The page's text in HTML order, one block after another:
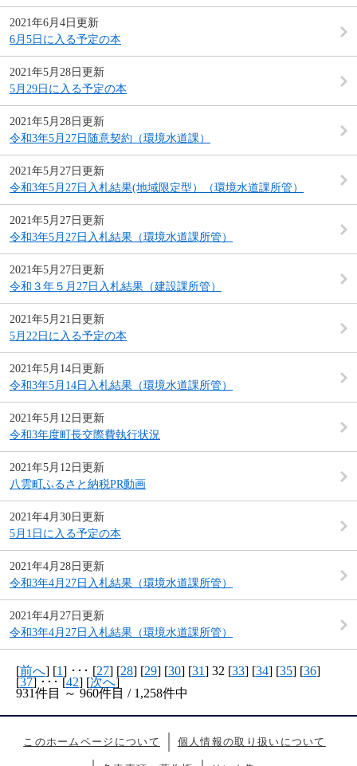
2021年6月4日更新
6月5日に入る予定の本
2021年5月28日更新
5月29日に入る予定の本
2021年5月28日更新
令和3年5月27日随意契約（環境水道課）
2021年5月27日更新
令和3年5月27日入札結果(地域限定型）（環境水道課所管）
2021年5月27日更新
令和3年5月27日入札結果（環境水道課所管）
2021年5月27日更新
令和３年５月27日入札結果（建設課所管）
2021年5月21日更新
5月22日に入る予定の本
2021年5月14日更新
令和3年5月14日入札結果（環境水道課所管）
2021年5月12日更新
令和3年度町長交際費執行状況
2021年5月12日更新
八雲町ふるさと納税PR動画
2021年4月30日更新
5月1日に入る予定の本
2021年4月28日更新
令和3年4月27日入札結果（環境水道課所管）
2021年4月27日更新
令和3年4月27日入札結果（環境水道課所管）
[前へ] [1] ･･･ [27] [28] [29] [30] [31] 32 [33] [34] [35] [36]
[37] ･･･ [42] [次へ]
931件目 ～ 960件目 / 1,258件中
このホームページについて 個人情報の取り扱いについて